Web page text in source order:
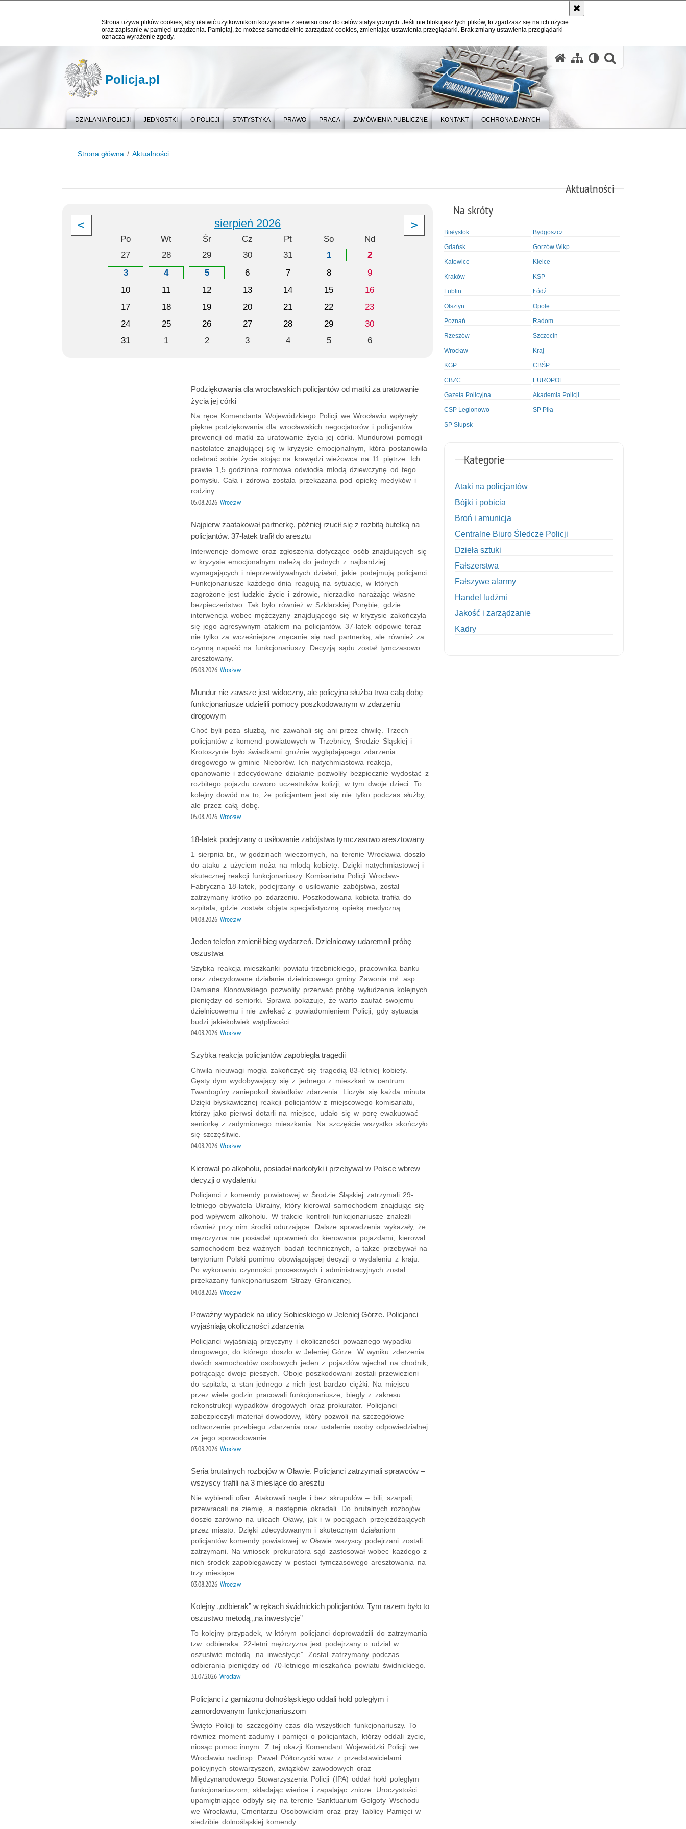
Strona używa plików cookies, aby ułatwić użytkownikom korzystanie z serwisu oraz do celów statystycznych. Jeśli nie blokujesz tych plików, to zgadzasz się na ich użycie
oraz zapisanie w pamięci urządzenia. Pamiętaj, że możesz samodzielnie zarządzać cookies, zmieniając ustawienia przeglądarki. Brak zmiany ustawienia przeglądarki
oznacza wyrażenie zgody.
Policja.pl
DZIAŁANIA POLICJI JEDNOSTKI O POLICJI STATYSTYKA PRAWO PRACA ZAMÓWIENIA PUBLICZNE KONTAKT OCHRONA DANYCH
Strona główna Aktualności
Aktualności
sierpień 2026
Po Wt Śr Cz Pt So
Nd
27
28 29 30 31 1
2
3
4 5 6 7 8
9
10
11 12 13 14 15
16
17
18 19 20 21 22
23
24
25 26 27 28 29
30
31
1 2 3 4 5 6
Podziękowania dla wrocławskich policjantów od matki za uratowanie
życia jej córki
Na ręce Komendanta Wojewódzkiego Policji we Wrocławiu wpłynęły
piękne podziękowania dla wrocławskich negocjatorów i policjantów
prewencji od matki za uratowanie życia jej córki. Mundurowi pomogli
nastolatce znajdującej się w kryzysie emocjonalnym, która postanowiła
odebrać sobie życie stojąc na krawędzi wieżowca na 11 piętrze. Ich
prawie 1,5 godzinna rozmowa odwiodła młodą dziewczynę od tego
pomysłu. Cała i zdrowa została przekazana pod opiekę medyków i
rodziny.
05.08.2026 Wrocław
Najpierw zaatakował partnerkę, później rzucił się z rozbitą butelką na
policjantów. 37-latek trafił do aresztu
Interwencje domowe oraz zgłoszenia dotyczące osób znajdujących się
w kryzysie emocjonalnym należą do jednych z najbardziej
wymagających i nieprzewidywalnych działań, jakie podejmują policjanci.
Funkcjonariusze każdego dnia reagują na sytuacje, w których
zagrożone jest ludzkie życie i zdrowie, nierzadko narażając własne
bezpieczeństwo. Tak było również w Szklarskiej Porębie, gdzie
interwencja wobec mężczyzny znajdującego się w kryzysie zakończyła
się jego agresywnym atakiem na policjantów. 37-latek odpowie teraz
nie tylko za wcześniejsze znęcanie się nad partnerką, ale również za
czynną napaść na funkcjonariuszy. Decyzją sądu został tymczasowo
aresztowany.
05.08.2026 Wrocław
Mundur nie zawsze jest widoczny, ale policyjna służba trwa całą dobę –
funkcjonariusze udzielili pomocy poszkodowanym w zdarzeniu
drogowym
Choć byli poza służbą, nie zawahali się ani przez chwilę. Trzech
policjantów z komend powiatowych w Trzebnicy, Środzie Śląskiej i
Krotoszynie było świadkami groźnie wyglądającego zdarzenia
drogowego w gminie Nieborów. Ich natychmiastowa reakcja,
opanowanie i zdecydowane działanie pozwoliły bezpiecznie wydostać z
rozbitego pojazdu czworo uczestników kolizji, w tym dwoje dzieci. To
kolejny dowód na to, że policjantem jest się nie tylko podczas służby,
ale przez całą dobę.
05.08.2026 Wrocław
18-latek podejrzany o usiłowanie zabójstwa tymczasowo aresztowany
1 sierpnia br., w godzinach wieczornych, na terenie Wrocławia doszło
do ataku z użyciem noża na młodą kobietę. Dzięki natychmiastowej i
skutecznej reakcji funkcjonariuszy Komisariatu Policji Wrocław-
Fabryczna 18-latek, podejrzany o usiłowanie zabójstwa, został
zatrzymany krótko po zdarzeniu. Poszkodowana kobieta trafiła do
szpitala, gdzie została objęta specjalistyczną opieką medyczną.
04.08.2026 Wrocław
Jeden telefon zmienił bieg wydarzeń. Dzielnicowy udaremnił próbę
oszustwa
Szybka reakcja mieszkanki powiatu trzebnickiego, pracownika banku
oraz zdecydowane działanie dzielnicowego gminy Zawonia mł. asp.
Damiana Klonowskiego pozwoliły przerwać próbę wyłudzenia kolejnych
pieniędzy od seniorki. Sprawa pokazuje, że warto zaufać swojemu
dzielnicowemu i nie zwlekać z powiadomieniem Policji, gdy sytuacja
budzi jakiekolwiek wątpliwości.
04.08.2026 Wrocław
Szybka reakcja policjantów zapobiegła tragedii
Chwila nieuwagi mogła zakończyć się tragedią 83-letniej kobiety.
Gęsty dym wydobywający się z jednego z mieszkań w centrum
Twardogóry zaniepokoił świadków zdarzenia. Liczyła się każda minuta.
Dzięki błyskawicznej reakcji policjantów z miejscowego komisariatu,
którzy jako pierwsi dotarli na miejsce, udało się w porę ewakuować
seniorkę z zadymionego mieszkania. Na szczęście wszystko skończyło
się szczęśliwie.
04.08.2026 Wrocław
Kierował po alkoholu, posiadał narkotyki i przebywał w Polsce wbrew
decyzji o wydaleniu
Policjanci z komendy powiatowej w Środzie Śląskiej zatrzymali 29-
letniego obywatela Ukrainy, który kierował samochodem znajdując się
pod wpływem alkoholu. W trakcie kontroli funkcjonariusze znaleźli
również przy nim środki odurzające. Dalsze sprawdzenia wykazały, że
mężczyzna nie posiadał uprawnień do kierowania pojazdami, kierował
samochodem bez ważnych badań technicznych, a także przebywał na
terytorium Polski pomimo obowiązującej decyzji o wydaleniu z kraju.
Po wykonaniu czynności procesowych i administracyjnych został
przekazany funkcjonariuszom Straży Granicznej.
04.08.2026 Wrocław
Poważny wypadek na ulicy Sobieskiego w Jeleniej Górze. Policjanci
wyjaśniają okoliczności zdarzenia
Policjanci wyjaśniają przyczyny i okoliczności poważnego wypadku
drogowego, do którego doszło w Jeleniej Górze. W wyniku zderzenia
dwóch samochodów osobowych jeden z pojazdów wjechał na chodnik,
potrącając dwoje pieszych. Oboje poszkodowani zostali przewiezieni
do szpitala, a stan jednego z nich jest bardzo ciężki. Na miejscu
przez wiele godzin pracowali funkcjonariusze, biegły z zakresu
rekonstrukcji wypadków drogowych oraz prokurator. Policjanci
zabezpieczyli materiał dowodowy, który pozwoli na szczegółowe
odtworzenie przebiegu zdarzenia oraz ustalenie osoby odpowiedzialnej
za jego spowodowanie.
03.08.2026 Wrocław
Seria brutalnych rozbojów w Oławie. Policjanci zatrzymali sprawców –
wszyscy trafili na 3 miesiące do aresztu
Nie wybierali ofiar. Atakowali nagle i bez skrupułów – bili, szarpali,
przewracali na ziemię, a następnie okradali. Do brutalnych rozbojów
doszło zarówno na ulicach Oławy, jak i w pociągach przejeżdżających
przez miasto. Dzięki zdecydowanym i skutecznym działaniom
policjantów komendy powiatowej w Oławie wszyscy podejrzani zostali
zatrzymani. Na wniosek prokuratora sąd zastosował wobec każdego z
nich środek zapobiegawczy w postaci tymczasowego aresztowania na
trzy miesiące.
03.08.2026 Wrocław
Kolejny „odbierak” w rękach świdnickich policjantów. Tym razem było to
oszustwo metodą „na inwestycje”
To kolejny przypadek, w którym policjanci doprowadzili do zatrzymania
tzw. odbieraka. 22-letni mężczyzna jest podejrzany o udział w
oszustwie metodą „na inwestycje”. Został zatrzymany podczas
odbierania pieniędzy od 70-letniego mieszkańca powiatu świdnickiego.
31.07.2026 Wrocław
Policjanci z garnizonu dolnośląskiego oddali hołd poległym i
zamordowanym funkcjonariuszom
Święto Policji to szczególny czas dla wszystkich funkcjonariuszy. To
również moment zadumy i pamięci o policjantach, którzy oddali życie,
niosąc pomoc innym. Z tej okazji Komendant Wojewódzki Policji we
Wrocławiu nadinsp. Paweł Półtorzycki wraz z przedstawicielami
policyjnych stowarzyszeń, związków zawodowych oraz
Międzynarodowego Stowarzyszenia Policji (IPA) oddał hołd poległym
funkcjonariuszom, składając wieńce i zapalając znicze. Uroczystości
upamiętniające odbyły się na terenie Sanktuarium Golgoty Wschodu
we Wrocławiu, Cmentarzu Osobowickim oraz przy Tablicy Pamięci w
siedzibie dolnośląskiej komendy.
Na skróty
Białystok Bydgoszcz
Gdańsk Gorzów Wlkp.
Katowice Kielce
Kraków KSP
Lublin Łódź
Olsztyn Opole
Poznań Radom
Rzeszów Szczecin
Wrocław Kraj
KGP CBŚP
CBZC EUROPOL
Gazeta Policyjna Akademia Policji
CSP Legionowo SP Piła
SP Słupsk
Kategorie
Ataki na policjantów
Bójki i pobicia
Broń i amunicja
Centralne Biuro Śledcze Policji
Dzieła sztuki
Fałszerstwa
Fałszywe alarmy
Handel ludźmi
Jakość i zarządzanie
Kadry